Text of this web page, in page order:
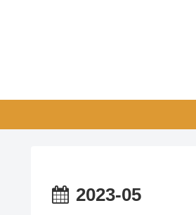
2023-05